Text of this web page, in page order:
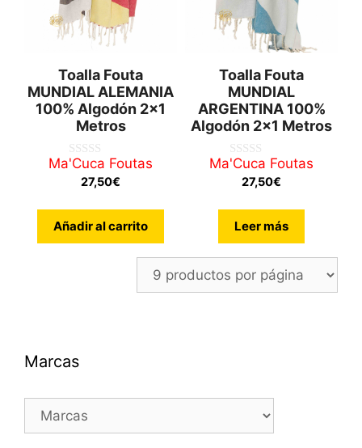
Toalla Fouta
MUNDIAL ALEMANIA
100% Algodón 2×1
Metros
0
Ma'Cuca Foutas
27,50€
Añadir al carrito
Toalla Fouta
MUNDIAL
ARGENTINA 100%
Algodón 2×1 Metros
0
Ma'Cuca Foutas
27,50€
Leer más
Marcas